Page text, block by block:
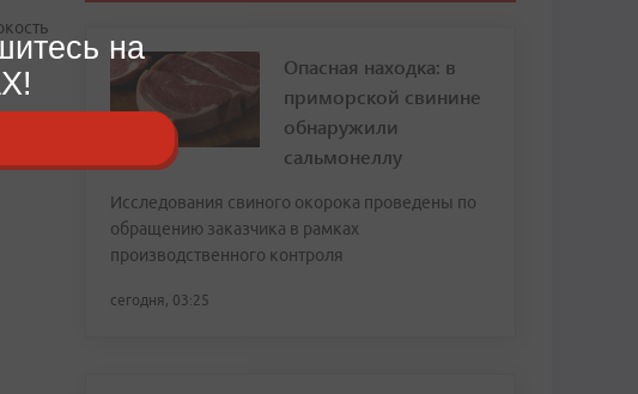
Опасная находка: в
приморской свинине
обнаружили
сальмонеллу
Исследования свиного окорока проведены по
обращению заказчика в рамках
производственного контроля
сегодня, 03:25
на